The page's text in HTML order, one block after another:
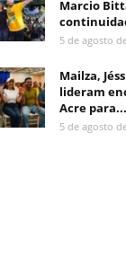
Marcio
5 de agosto
Mailza,
lideram
Acre para...
5 de agosto